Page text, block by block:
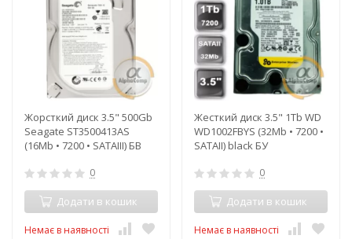
Жорсткий диск 3.5" 500Gb
Seagate ST3500413AS
(16Mb • 7200 • SATAIII) БВ
0
Додати в кошик
Немає в наявності
Жесткий диск 3.5" 1Tb WD
WD1002FBYS (32Mb • 7200 •
SATAII) black БУ
0
Додати в кошик
Немає в наявності